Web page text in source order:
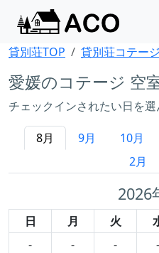
貸別荘TOP 貸別荘コテージ
愛媛のコテージ 空
チェックインされたい日を選
8月 9月 10月
2月
2026
日 月 火
-
- - -